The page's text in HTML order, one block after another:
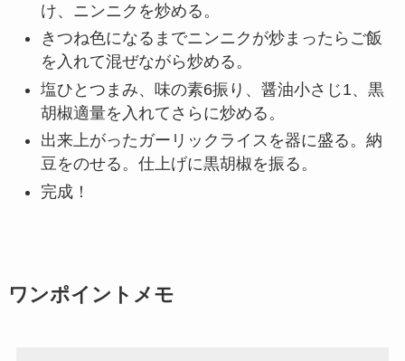
け、ニンニクを炒める。
きつね色になるまでニンニクが炒まったらご飯
を入れて混ぜながら炒める。
塩ひとつまみ、味の素6振り、醤油小さじ1、黒
胡椒適量を入れてさらに炒める。
出来上がったガーリックライスを器に盛る。納
豆をのせる。仕上げに黒胡椒を振る。
完成！
ワンポイントメモ